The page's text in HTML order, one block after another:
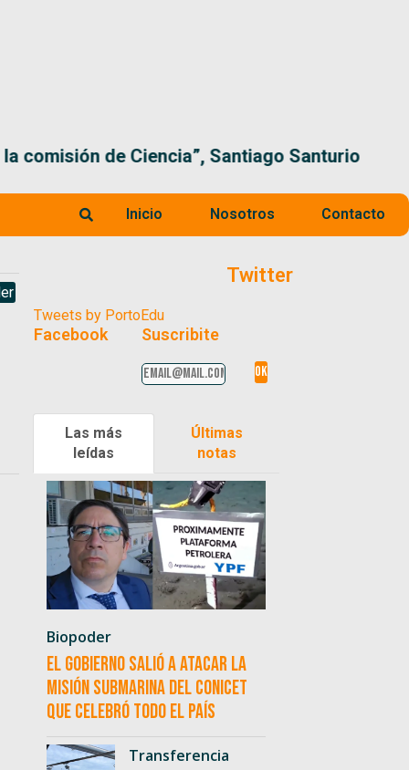
comisión de Ciencia”, Santiago Santurio
Inicio Nosotros Contacto
Twitter
Tweets by PortoEdu
Facebook Suscribite
Las más
leídas
Últimas
notas
Biopoder
El Gobierno salió a atacar la
misión submarina del CONICET
que celebró todo el país
Transferencia